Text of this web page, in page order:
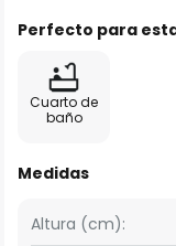
Perfecto para
Cuarto de
baño
Medidas
Altura (cm):